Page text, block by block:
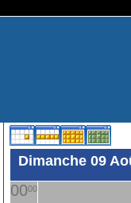
Dimanche 09
0000